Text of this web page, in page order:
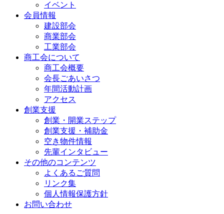
イベント
会員情報
建設部会
商業部会
工業部会
商工会について
商工会概要
会長ごあいさつ
年間活動計画
アクセス
創業支援
創業・開業ステップ
創業支援・補助金
空き物件情報
先輩インタビュー
その他のコンテンツ
よくあるご質問
リンク集
個人情報保護方針
お問い合わせ